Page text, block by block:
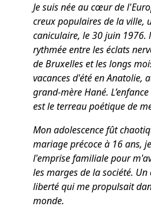
Je suis née au cœur de
creux populaires de la ville,
caniculaire, le 30 juin 1976.
rythmée entre les éclats
de Bruxelles et les longs
vacances d'été en Anatolie,
grand-mère Hané.
est le terreau poétique de
Mon adolescence fût
mariage précoce à 16 ans,
l'emprise familiale pour
les marges de la société.
liberté qui me propulsait
monde.